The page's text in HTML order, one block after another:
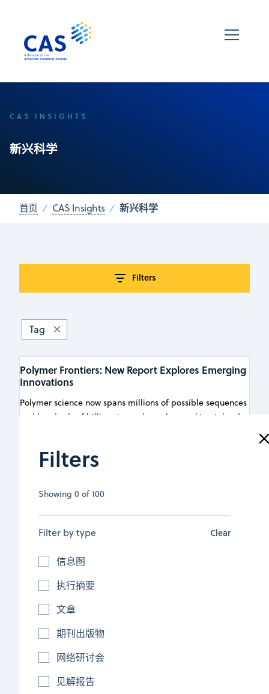
CAS INSIGHTS
新兴科学
首页 CAS Insights 新兴科学
Filters
Showing 0 of 100
Filter by type Clear
信息图
执行摘要
文章
期刊出版物
网络研讨会
见解报告
Filters
Tag
Polymer Frontiers: New Report Explores Emerging
Innovations
Polymer science now spans millions of possible sequences
and hundreds of billions in market value, making it harder
energy storage, sustainable materials, flexible electronics,
August 3, 2026|文章
电容器、催化剂和涂层：MXene 推动工业创新
2D materials like graphene and carbon nanotubes are
introducing even greater adaptability and high-
performance properties. Find out why MXenes are
versatile industrial materials.
June 23, 2026|文章